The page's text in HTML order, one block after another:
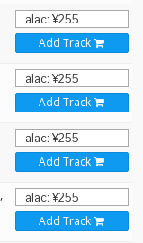
Add Track
Add Track
Add Track
Add Track